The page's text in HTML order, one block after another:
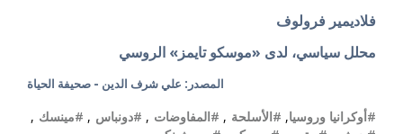
فلاديمير فرولوف
محلل سياسي، لدى «موسكو تايمز» الروسي
المصدر: علي شرف الدين - صحيفة الحياة
#أوكرانيا وروسيا, #الأسلحة , #المفاوضات , #دونباس , #مينسك ,